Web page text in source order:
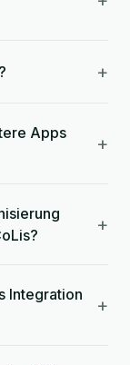
+
Apps
+
+
Integration
+